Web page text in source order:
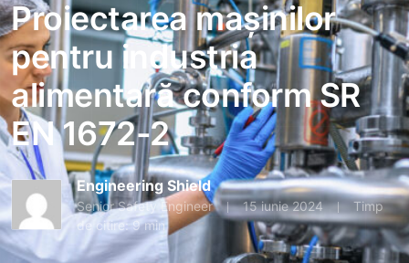
Proiectarea mașinilor
pentru industria
alimentară conform SR
EN 1672-2
Engineering Shield
Senior Safety Engineer 15 iunie 2024
Timp
de citire: 9 min